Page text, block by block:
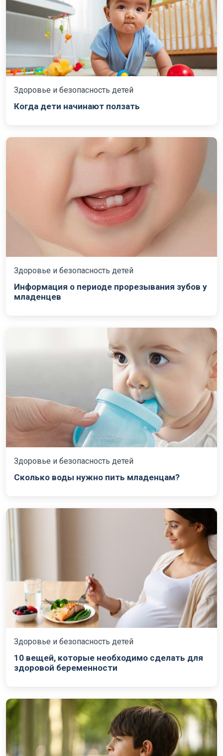
Здоровье и безопасность детей
Когда дети начинают ползать
Здоровье и безопасность детей
Информация о периоде прорезывания зубов у
младенцев
Здоровье и безопасность детей
Сколько воды нужно пить младенцам?
Здоровье и безопасность детей
10 вещей, которые необходимо сделать для
здоровой беременности